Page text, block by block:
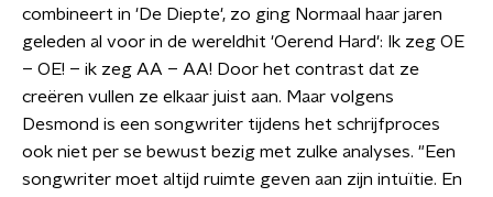
combineert in 'De Diepte', zo ging Normaal haar jaren
geleden al voor in de wereldhit 'Oerend Hard': Ik zeg OE
– OE! – ik zeg AA – AA! Door het contrast dat ze
creëren vullen ze elkaar juist aan. Maar volgens
Desmond is een songwriter tijdens het schrijfproces
ook niet per se bewust bezig met zulke analyses. "Een
songwriter moet altijd ruimte geven aan zijn intuïtie. En